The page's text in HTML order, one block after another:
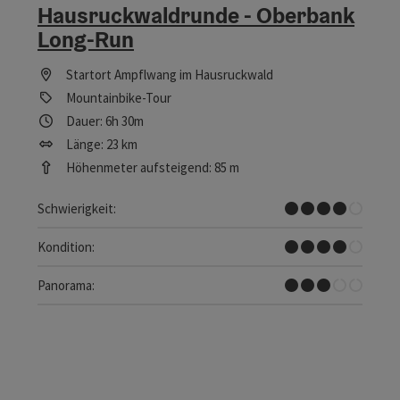
Hausruckwaldrunde - Oberbank
Long-Run
Startort Ampflwang im Hausruckwald
Mountainbike-Tour
Dauer: 6h 30m
Länge: 23 km
Höhenmeter aufsteigend: 85 m
Schwierigkeit:
Schwer
Kondition:
Schwer
Panorama:
Einige Ausblicke